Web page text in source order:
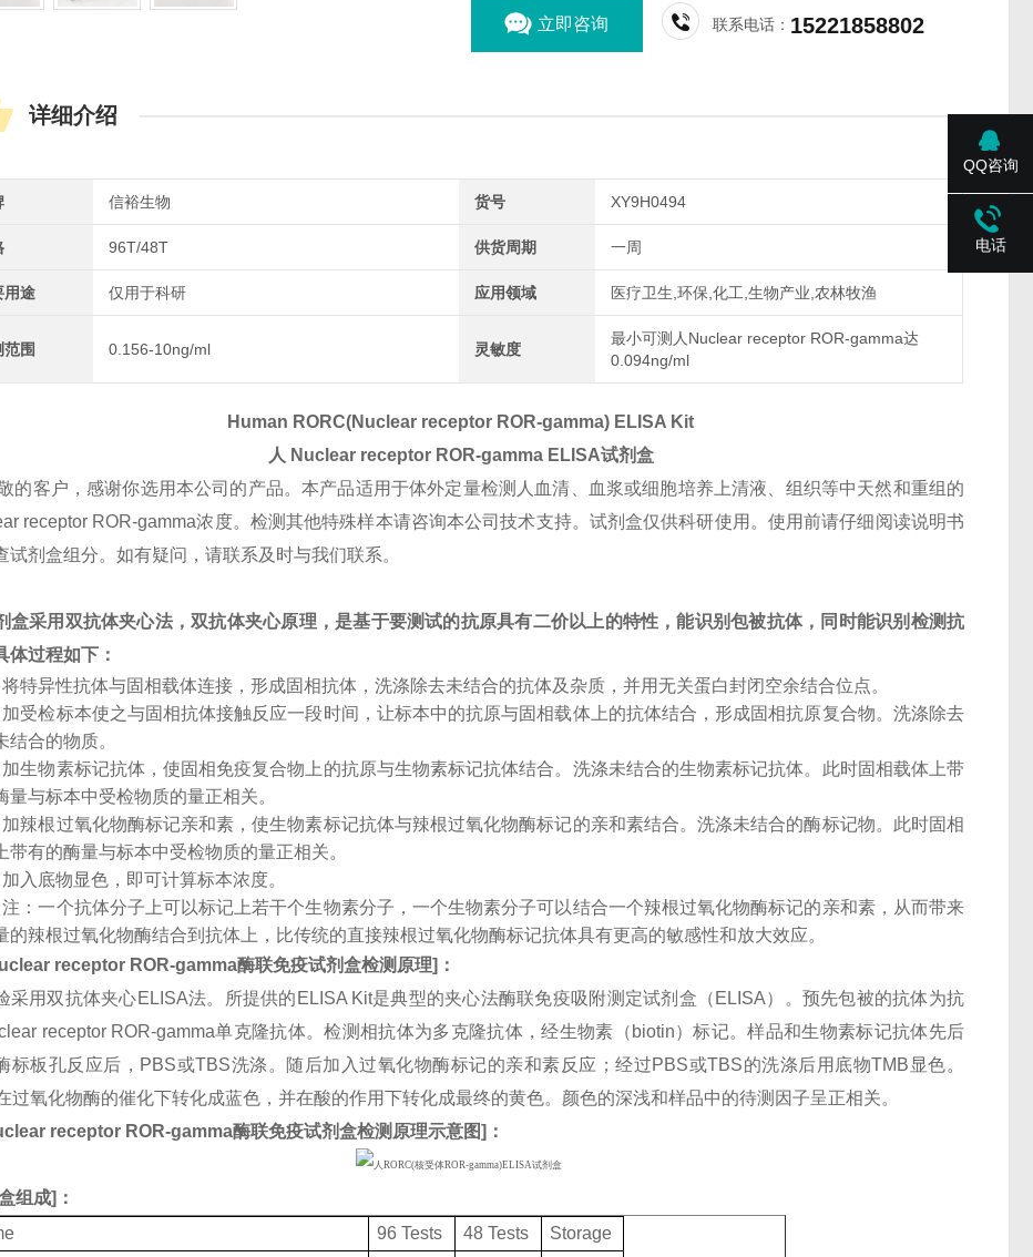
立即咨询 联系电话： 15221858802
详细介绍
信裕生物 货号 XY9H0494
96T/48T 供货周期 一周
用途 仅用于科研 应用领域 医疗卫生,环保,化工,生物产业,农林牧渔
范围 0.156-10ng/ml 灵敏度
最小可测人Nuclear receptor ROR-gamma达
0.094ng/ml
Human RORC(Nuclear receptor ROR-gamma) ELISA Kit
人 Nuclear receptor ROR-gammaELISA试剂盒
的客户，感谢你选用本公司的产品。本产品适用于体外定量检测人血清、血浆或细胞培养上清液、组织等中天然和重组的
receptor ROR-gamma浓度。检测其他特殊样本请咨询本公司技术支持。试剂盒仅供科研使用。使用前请仔细阅读说明书
试剂盒组分。如有疑问，请联系及时与我们联系。
盒采用双抗体夹心法，双抗体夹心原理，是基于要测试的抗原具有二价以上的特性，能识别包被抗体，同时能识别检测抗
体过程如下：
将特异性抗体与固相载体连接，形成固相抗体，洗涤除去未结合的抗体及杂质，并用无关蛋白封闭空余结合位点。
加受检标本使之与固相抗体接触反应一段时间，让标本中的抗原与固相载体上的抗体结合，形成固相抗原复合物。洗涤除去
结合的物质。
加生物素标记抗体，使固相免疫复合物上的抗原与生物素标记抗体结合。洗涤未结合的生物素标记抗体。此时固相载体上带
量与标本中受检物质的量正相关。
加辣根过氧化物酶标记亲和素，使生物素标记抗体与辣根过氧化物酶标记的亲和素结合。洗涤未结合的酶标记物。此时固相
带有的酶量与标本中受检物质的量正相关。
加入底物显色，即可计算标本浓度。
注：一个抗体分子上可以标记上若干个生物素分子，一个生物素分子可以结合一个辣根过氧化物酶标记的亲和素，从而带来
的辣根过氧化物酶结合到抗体上，比传统的直接辣根过氧化物酶标记抗体具有更高的敏感性和放大效应。
receptor ROR-gamma酶联免疫试剂盒检测原理] ：
采用双抗体夹心ELISA法。所提供的ELISA Kit是典型的夹心法酶联免疫吸附测定试剂盒（ELISA）。预先包被的抗体为抗
receptor ROR-gamma单克隆抗体。检测相抗体为多克隆抗体，经生物素（biotin）标记。样品和生物素标记抗体先后
标板孔反应后，PBS或TBS洗涤。随后加入过氧化物酶标记的亲和素反应；经过PBS或TBS的洗涤后用底物TMB显色。
过氧化物酶的催化下转化成蓝色，并在酸的作用下转化成最终的黄色。颜色的深浅和样品中的待测因子呈正相关。
receptor ROR-gamma酶联免疫试剂盒检测原理示意图] ：
组成]：
96 Tests 48 Tests
Storage
QQ咨询
电话